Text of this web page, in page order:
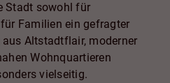
Stadt sowohl für
Familien ein gefragter
Altstadtflair, moderner
Wohnquartieren
vielseitig.